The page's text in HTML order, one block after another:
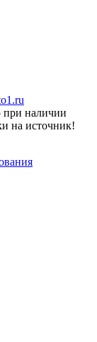
при наличии
на источник!